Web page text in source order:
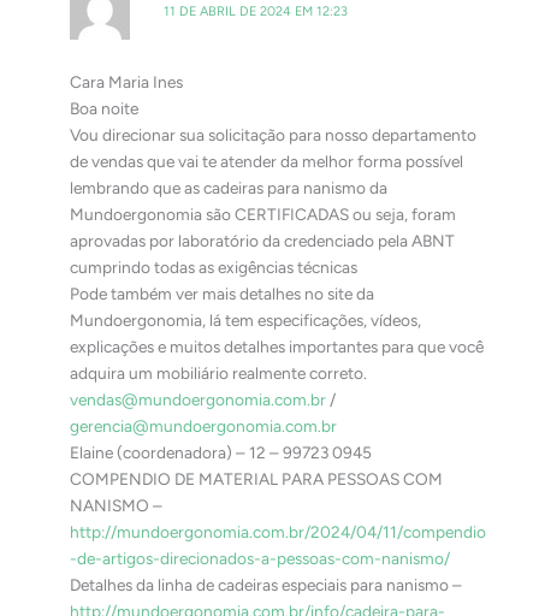
11 DE ABRIL DE 2024 EM 12:23
Cara Maria Ines
Boa noite
Vou direcionar sua solicitação para nosso departamento
de vendas que vai te atender da melhor forma possível
lembrando que as cadeiras para nanismo da
Mundoergonomia são CERTIFICADAS ou seja, foram
aprovadas por laboratório da credenciado pela ABNT
cumprindo todas as exigências técnicas
Pode também ver mais detalhes no site da
Mundoergonomia, lá tem especificações, vídeos,
explicações e muitos detalhes importantes para que você
adquira um mobiliário realmente correto.
vendas@mundoergonomia.com.br/
gerencia@mundoergonomia.com.br
Elaine (coordenadora) – 12 – 99723 0945
COMPENDIO DE MATERIAL PARA PESSOAS COM
NANISMO –
http://mundoergonomia.com.br/2024/04/11/compendio
-de-artigos-direcionados-a-pessoas-com-nanismo/
Detalhes da linha de cadeiras especiais para nanismo –
http://mundoergonomia.com.br/info/cadeira-para-